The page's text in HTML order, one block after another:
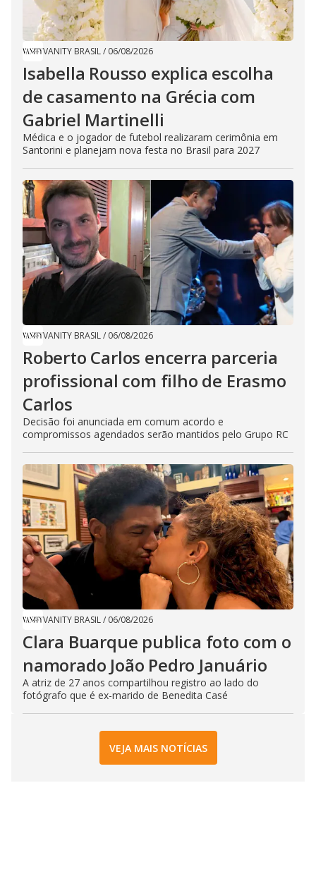
VANITY BRASIL/ 06/08/2026
Isabella Rousso explica escolha
de casamento na Grécia com
Gabriel Martinelli
Médica e o jogador de futebol realizaram cerimônia em
Santorini e planejam nova festa no Brasil para 2027
VANITY BRASIL/ 06/08/2026
Roberto Carlos encerra parceria
profissional com filho de Erasmo
Carlos
Decisão foi anunciada em comum acordo e
compromissos agendados serão mantidos pelo Grupo RC
VANITY BRASIL/ 06/08/2026
Clara Buarque publica foto com o
namorado João Pedro Januário
A atriz de 27 anos compartilhou registro ao lado do
fotógrafo que é ex-marido de Benedita Casé
VEJA MAIS NOTÍCIAS